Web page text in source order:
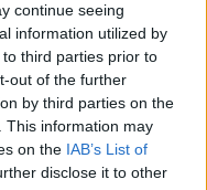
continue seeing
information utilized by
third parties prior to
out of the further
by third parties on the
This information may
on the IAB’s List of
disclose it to other
albumát
véleménye soha nem
instrumentálisHot Rats
az általa nem is
megjelenésekor
már Zappa egyik